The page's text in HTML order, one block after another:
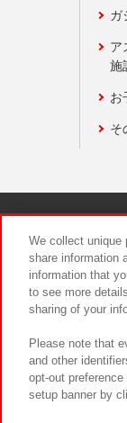
ガ
ア
施
お
そ
We collect unique
share information
information that
to see more
sharing of your
Please note that
and other
opt-out
setup banner by